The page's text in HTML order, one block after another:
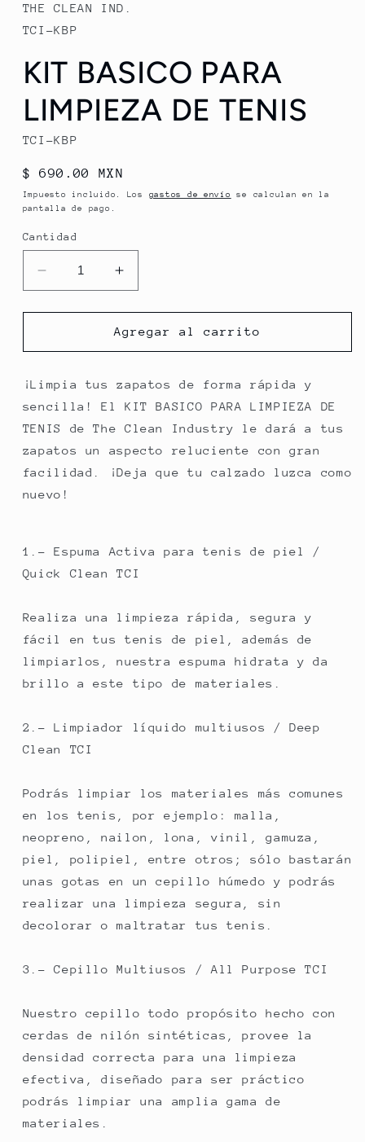
THE CLEAN IND.
TCI-KBP
KIT BASICO PARA
LIMPIEZA DE TENIS
TCI-KBP
Precio
habitual
$ 690.00 MXN
Impuesto incluido. Los gastos de envío
se calculan en la
pantalla de pago.
Cantidad
Reducir
cantidad
para
BASICO
LIMPIEZA
DE
TENIS
Aumentar
cantidad
para
KIT
BASICO
LIMPIEZA
DE
TENIS
Agregar al carrito
¡Limpia tus zapatos de forma rápida y
sencilla! El KIT BASICO PARA LIMPIEZA DE
TENIS de The Clean Industry le dará a tus
zapatos un aspecto reluciente con gran
facilidad. ¡Deja que tu calzado luzca como
nuevo!
1.- Espuma Activa para tenis de piel /
Quick Clean TCI
Realiza una limpieza rápida, segura y
fácil en tus tenis de piel, además de
limpiarlos, nuestra espuma hidrata y da
brillo a este tipo de materiales.
2.- Limpiador líquido multiusos / Deep
Clean TCI
Podrás limpiar los materiales más comunes
en los tenis, por ejemplo: malla,
neopreno, nailon, lona, vinil, gamuza,
piel, polipiel, entre otros; sólo bastarán
unas gotas en un cepillo húmedo y podrás
realizar una limpieza segura, sin
decolorar o maltratar tus tenis.
3.- Cepillo Multiusos / All Purpose TCI
Nuestro cepillo todo propósito hecho con
cerdas de nilón sintéticas, provee la
densidad correcta para una limpieza
efectiva, diseñado para ser práctico
podrás limpiar una amplia gama de
materiales.